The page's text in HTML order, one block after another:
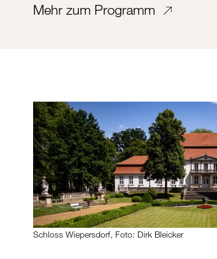
Mehr zum Programm
Schloss Wiepersdorf, Foto: Dirk Bleicker